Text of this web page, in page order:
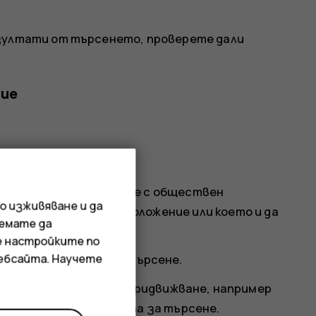
от търсенето, проверете дали
или придвижване с обществен
си местоположение или което и да
си в лентата за търсене.
показва начина на придвижване, например
начин под лентата за търсене.
изживяване и да
да
настройките по
Научете